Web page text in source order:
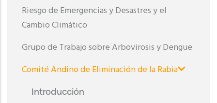
Riesgo de Emergencias y Desastres y el
Cambio Climático
Grupo de Trabajo sobre Arbovirosis y Dengue
Comité Andino de Eliminación de la Rabia
Introducción